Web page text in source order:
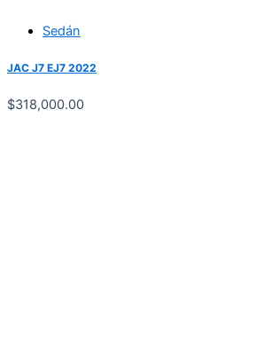
Sedán
JAC J7 EJ7 2022
$318,000.00